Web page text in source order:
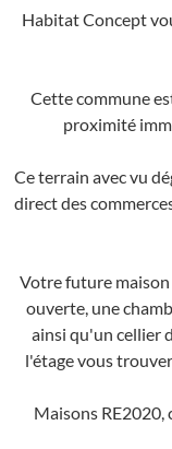
Habitat Concept
Cette commune
proximité
Ce terrain avec vu
direct des
Votre future
ouverte, une
ainsi qu'un cellier
l'étage vous
Maisons RE2020,